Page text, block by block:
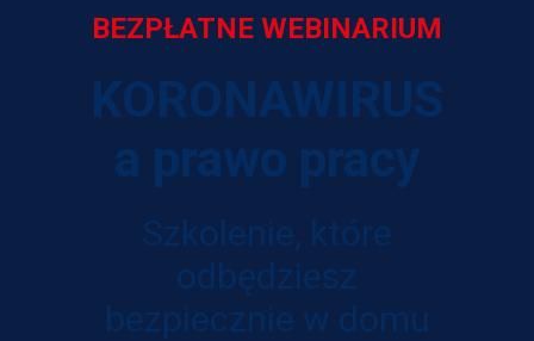
KORONAWIRUS
a prawo pracy
Szkolenie, które
odbędziesz
bezpiecznie w domu
BEZPŁATNE WEBINARIUM